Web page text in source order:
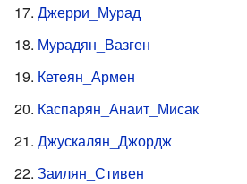
Джерри_Мурад
Мурадян_Вазген
Кетеян_Армен
Каспарян_Анаит_Мисак
Джускалян_Джордж
Заилян_Стивен